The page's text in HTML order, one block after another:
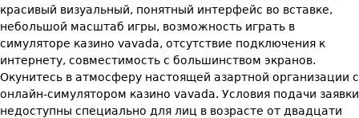
красивый визуальный, понятный интерфейс во вставке,
небольшой масштаб игры, возможность играть в
симуляторе казино vavada, отсутствие подключения к
интернету, совместимость с большинством экранов.
Окунитесь в атмосферу настоящей азартной организации с
онлайн-симулятором казино vavada. Условия подачи заявки
недоступны специально для лиц в возрасте от двадцати